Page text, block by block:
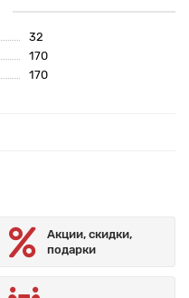
32
170
170
Акции, скидки,
подарки